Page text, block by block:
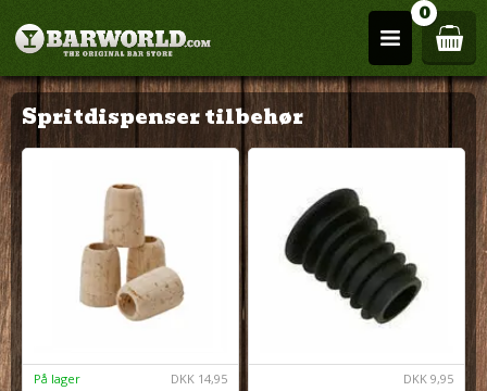
0
Spritdispenser tilbehør
DKK 14,95
På lager DKK 9,95